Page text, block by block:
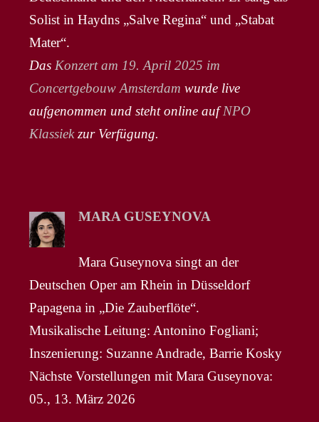
Solist in Haydns „Salve Regina“ und „Stabat
Mater“.
Das Konzert am 19. April 2025 im
Concertgebouw Amsterdam wurde live
aufgenommen und steht online aufNPO
Klassiekzur Verfügung.
MARA GUSEYNOVA
Mara Guseynova singt an der
Deutschen Oper am Rhein in Düsseldorf
Papagena in „Die Zauberflöte“.
Musikalische Leitung: Antonino Fogliani;
Inszenierung: Suzanne Andrade, Barrie Kosky
Nächste Vorstellungen mit Mara Guseynova:
05., 13. März 2026